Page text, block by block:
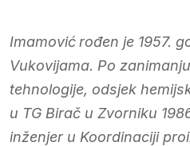
Imamovićrođen je 1957.
Vukovijama. Po
tehnologije, odsjek
u TG Birač u Zvorniku
inženjer u Koordinaciji